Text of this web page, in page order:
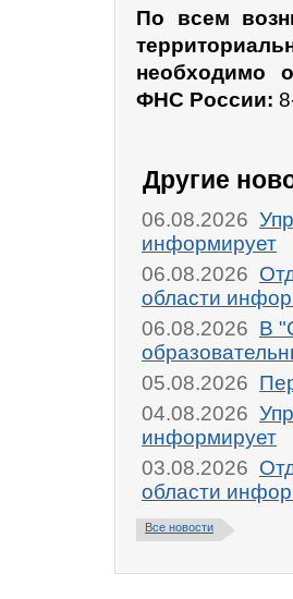
По всем
необходимо
ФНС России:
Другие
06.08.2026
информирует
06.08.2026
области
06.08.2026 В
05.08.2026
04.08.2026
информирует
03.08.2026
области
Все новости